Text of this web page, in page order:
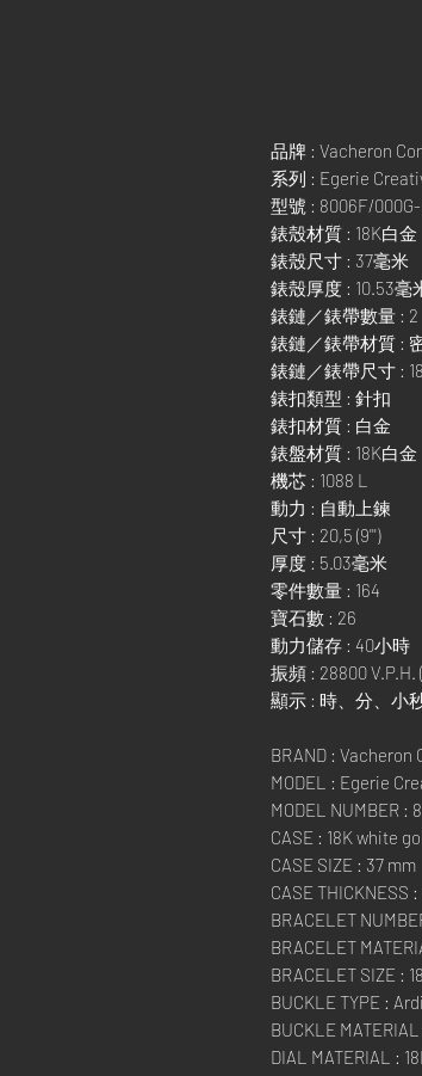
品牌 : Vacheron
系列 : Egerie
型號 : 8006F/
錶殼材質 : 18K白金
錶殼尺寸 : 37毫米
錶殼厚度 : 10.53毫
錶鏈／錶帶數量 : 2
錶鏈／錶帶材質 :
錶鏈／錶帶尺寸 :
錶扣類型 : 針扣
錶扣材質 : 白金
錶盤材質 : 18K白金
機芯 : 1088 L
動力 : 自動上鍊
尺寸 : 20,5 (9''')
厚度 : 5.03毫米
零件數量 : 164
寶石數 : 26
動力儲存 : 40小時
振頻 : 28800 V.P.H.
顯示 : 時、分、小
BRAND : Vacheron
MODEL : Egerie
MODEL NUMBER :
CASE : 18K white
CASE SIZE : 37 mm
CASE THICKNESS
BRACELET
BRACELET
BRACELET SIZE :
BUCKLE TYPE :
BUCKLE
DIAL MATERIAL :